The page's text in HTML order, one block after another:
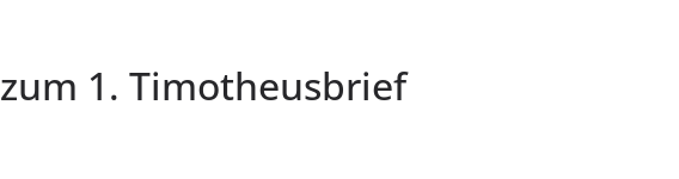
1. Timotheusbrief